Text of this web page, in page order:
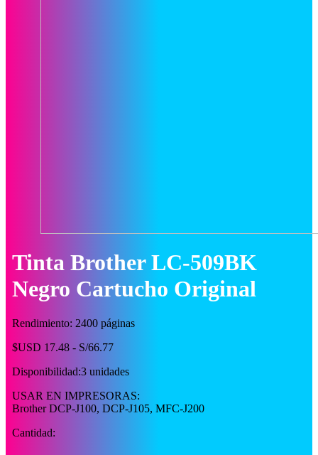
Tinta Brother LC-509BK
Negro Cartucho Original
Rendimiento: 2400 páginas
$USD 17.48 - S/66.77
Disponibilidad:3 unidades
USAR EN IMPRESORAS:
Brother DCP-J100, DCP-J105, MFC-J200
Cantidad: